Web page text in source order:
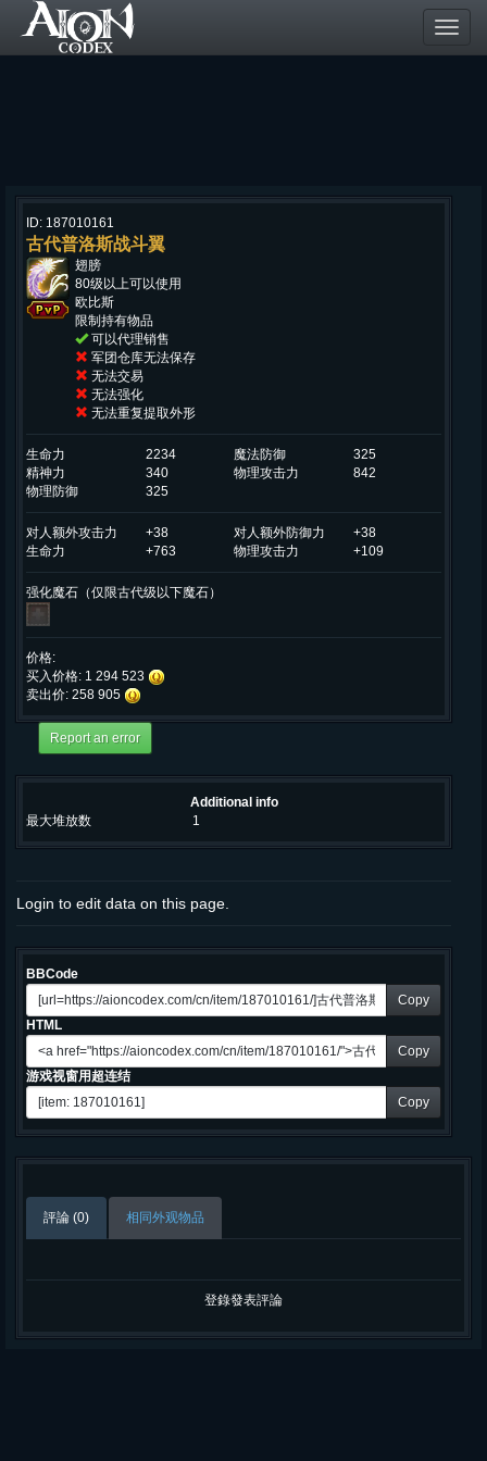
ID: 187010161
古代普洛斯战斗翼
翅膀
80级以上可以使用
欧比斯
限制持有物品
可以代理销售
军团仓库无法保存
无法交易
无法强化
无法重复提取外形
生命力 2234 魔法防御
325
精神力
340 物理攻击力
842
物理防御
325
对人额外攻击力 +38 对人额外防御力
+38
生命力
+763 物理攻击力 +109
强化魔石（仅限古代级以下魔石）
价格:
买入价格: 1 294 523
卖出价: 258 905
Additional info
最大堆放数
1
Login to edit data on this page.
BBCode
Copy
HTML
Copy
游戏视窗用超连结
Copy
評論 (0) 相同外观物品
登錄發表評論